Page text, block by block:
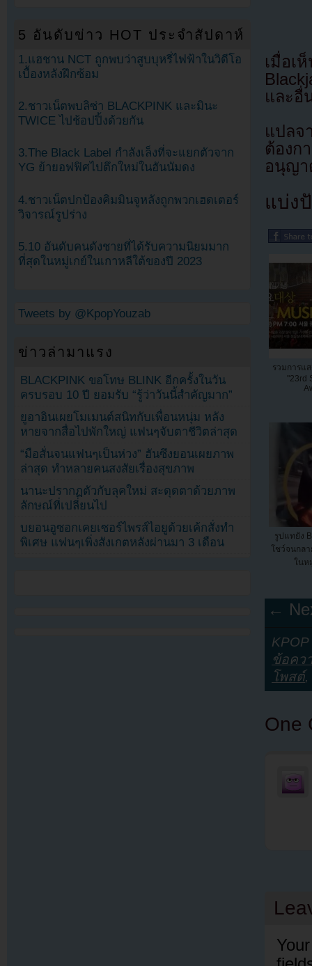
เมื่อเ
และอื่
แปล
ต้อง
อนุญา
แบ่ง
รวมการแ
"23rd
รูปแทยัง
โชว์จนกล
ในห
←
ข้อคว
โพสต์,
One
5 อันดับข่าว HOT ประจำสัปดาห์
1.แฮชาน NCT ถูกพบว่าสูบบุหรี่ไฟฟ้าในวิดีโอ
เบื้องหลังฝึกซ้อม
2.ชาวเน็ตพบลิซ่า BLACKPINK และมินะ
TWICE ไปช้อปปิ้งด้วยกัน
3.The Black Label กำลังเล็งที่จะแยกตัวจาก
YG ย้ายอฟฟิศไปตึกใหม่ในฮันนัมดง
4.ชาวเน็ตปกป้องคิมมินจูหลังถูกพวกเฮดเตอร์
วิจารณ์รูปร่าง
5.10 อันดับคนดังชายที่ได้รับความนิยมมาก
ที่สุดในหมู่เกย์ในเกาหลีใต้ของปี 2023
Tweets by @KpopYouzab
ข่าวล่ามาแรง
BLACKPINK ขอโทษ BLINK อีกครั้งในวัน
ครบรอบ 10 ปี ยอมรับ “รู้ว่าวันนี้สำคัญมาก”
ยูอาอินเผยโมเมนต์สนิทกับเพื่อนหนุ่ม หลัง
หายจากสื่อไปพักใหญ่ แฟนๆจับตาชีวิตล่าสุด
“มือสั่นจนแฟนๆเป็นห่วง” ฮันซึงยอนเผยภาพ
ล่าสุด ทำหลายคนสงสัยเรื่องสุขภาพ
นานะปรากฏตัวกับลุคใหม่ สะดุดตาด้วยภาพ
ลักษณ์ที่เปลี่ยนไป
บยอนอูซอกเคยเซอร์ไพรส์ไอยูด้วยเค้กสั่งทำ
พิเศษ แฟนๆเพิ่งสังเกตหลังผ่านมา 3 เดือน